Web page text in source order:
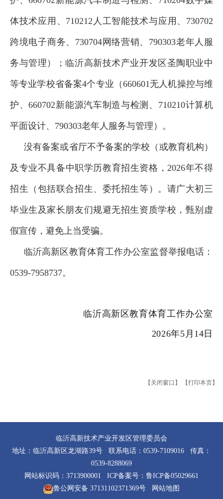
体技术应用、710212人工智能技术与应用、730702
跨境电子商务、730704网络营销、790303老年人服
务与管理）；临沂高新技术产业开发区圣陶职业中
等专业学校省备案4个专业（660601无人机操控与维
护、660702新能源汽车制造与检测、710210计算机
平面设计、790303老年人服务与管理）。
没有备案或省厅不予备案的学校（或教育机构）
及专业不具备中职学历教育招生资格，2026年不得
招生（包括联合招生、委托招生等）。请广大初三
毕业生及家长朋友们规避无招生资质学校，甄别虚
假宣传，避免上当受骗。
临沂高新区教育体育工作办公室监督举报电话：
0539-7958737。
临沂高新区教育体育工作办公室
2026年5月14日
【关闭窗口】 【打印本页】
临沂高新技术产业开发区管理委员会
地址：临沂高新区龙湖路39号 联系电话：0539-7109016 传真：
0539-8288069
网站标识码：3713900001 ICP备案号： 鲁ICP备05029661
鲁公网安备 37131102371369号
网站地图